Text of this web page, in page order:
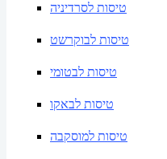
טיסות לסרדיניה
טיסות לבוקרשט
טיסות לבטומי
טיסות לבאקו
טיסות למוסקבה